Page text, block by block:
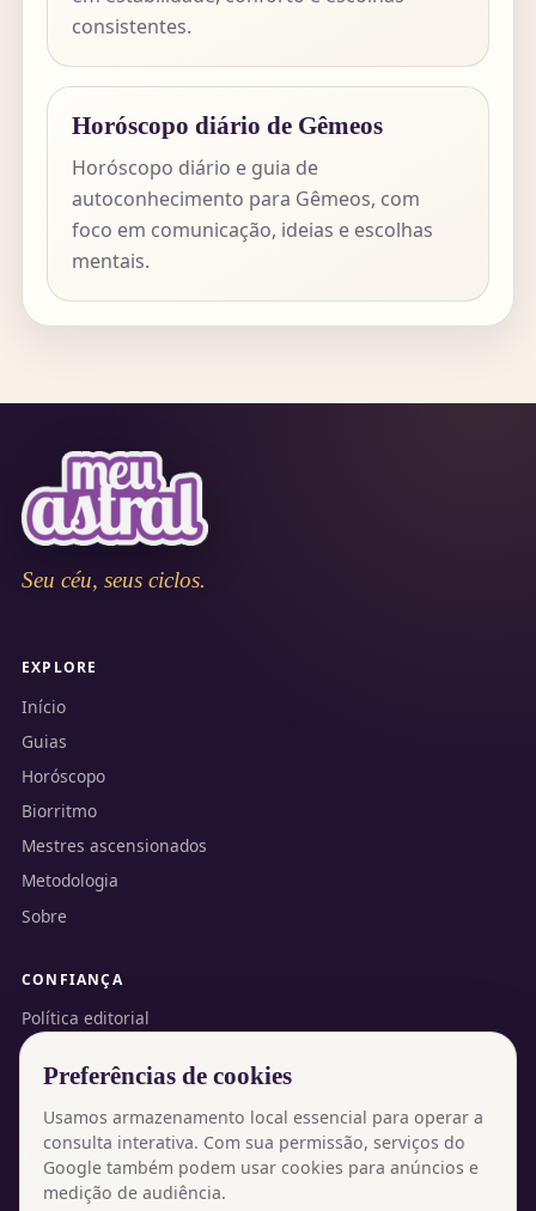
consistentes.
Horóscopo diário de Gêmeos
Horóscopo diário e guia de
autoconhecimento para Gêmeos, com
foco em comunicação, ideias e escolhas
mentais.
Seu céu, seus ciclos.
EXPLORE
Início
Guias
Horóscopo
Biorritmo
Mestres ascensionados
Metodologia
Sobre
CONFIANÇA
Política editorial
Política de privacidade
Termos de uso
Contato
English version
Gerenciar cookies
Preferências de cookies
Usamos armazenamento local essencial para operar a
consulta interativa. Com sua permissão, serviços do
Google também podem usar cookies para anúncios e
medição de audiência.